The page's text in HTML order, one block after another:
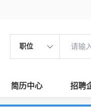
职位
简历中心 招聘